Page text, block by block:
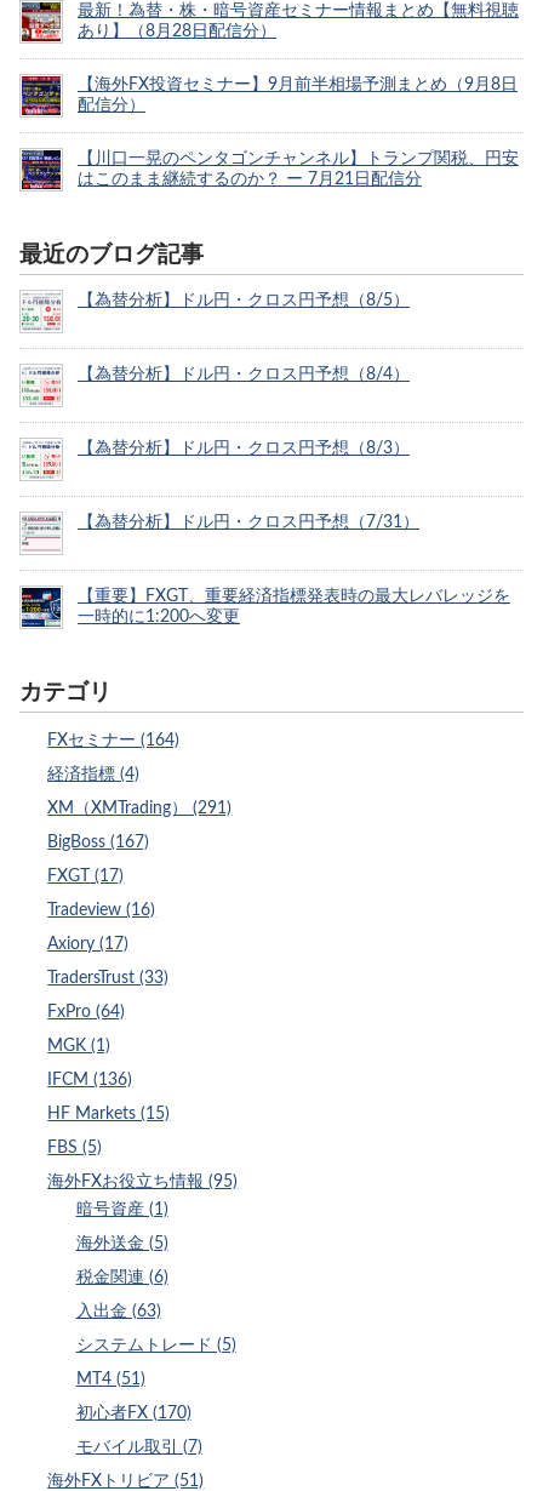
最新！為替・株・暗号資産セミナー情報まとめ【無料視聴
あり】（8月28日配信分）
【海外FX投資セミナー】9月前半相場予測まとめ（9月8日
配信分）
【川口一晃のペンタゴンチャンネル】トランプ関税、円安
はこのまま継続するのか？ ー 7月21日配信分
最近のブログ記事
【為替分析】ドル円・クロス円予想（8/5）
【為替分析】ドル円・クロス円予想（8/4）
【為替分析】ドル円・クロス円予想（8/3）
【為替分析】ドル円・クロス円予想（7/31）
【重要】FXGT、重要経済指標発表時の最大レバレッジを
一時的に1:200へ変更
カテゴリ
FXセミナー (164)
経済指標 (4)
XM（XMTrading） (291)
BigBoss (167)
FXGT (17)
Tradeview (16)
Axiory (17)
TradersTrust (33)
FxPro (64)
MGK (1)
IFCM (136)
HF Markets (15)
FBS (5)
海外FXお役立ち情報 (95)
暗号資産 (1)
海外送金 (5)
税金関連 (6)
入出金 (63)
システムトレード (5)
MT4 (51)
初心者FX (170)
モバイル取引 (7)
海外FXトリビア (51)